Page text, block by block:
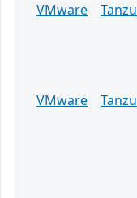
VMware
Tanzu
VMware
Tanzu